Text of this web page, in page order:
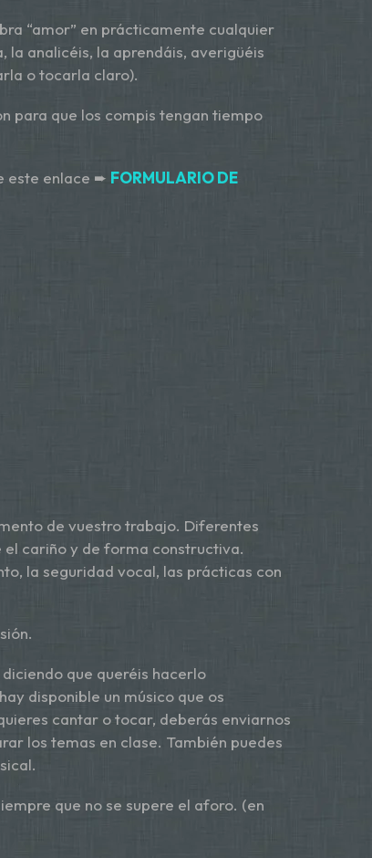
“amor” en prácticamente cualquier
la analicéis, la aprendáis, averigüéis
o tocarla claro).
para que los compis tengan tiempo
este enlace ➨ FORMULARIO DE
de vuestro trabajo. Diferentes
el cariño y de forma constructiva.
la seguridad vocal, las prácticas con
que queréis hacerlo
disponible un músico que os
cantar o tocar, deberás enviarnos
los temas en clase. También puedes
que no se supere el aforo. (en